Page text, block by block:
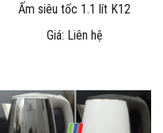
Ấm siêu tốc 1.1 lít K12
Giá: Liên hệ